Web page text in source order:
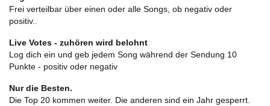
Frei verteilbar über einen oder alle Songs, ob negativ oder
positiv..
Live Votes - zuhören wird belohnt
Log dich ein und geb jedem Song während der Sendung 10
Punkte - positiv oder negativ
Nur die Besten.
Die Top 20 kommen weiter. Die anderen sind ein Jahr gesperrt.